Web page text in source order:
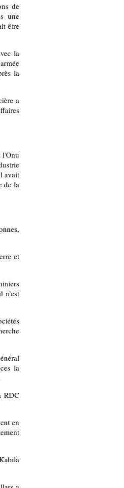
de
une
être
la
la
a
l'Onu
avait
de la
et
n'est
la
RDC
en